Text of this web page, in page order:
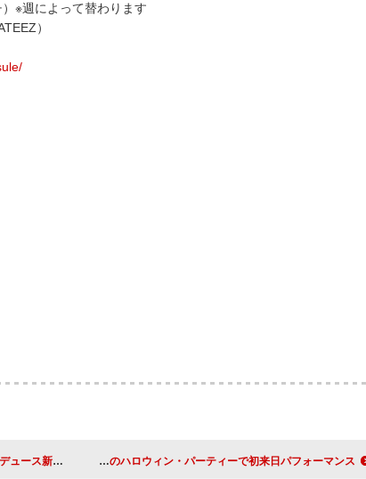
※週によって替わります
）
ー・ラブ』12/24発売 アイス・スパイス、VERDY主催のハロウィン・パーティーで初来日パフォーマンス